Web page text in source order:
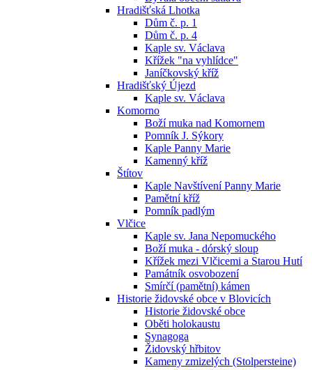
Hradišťská Lhotka
Dům č. p. 1
Dům č. p. 4
Kaple sv. Václava
Křížek "na vyhlídce"
Janíčkovský kříž
Hradišťský Újezd
Kaple sv. Václava
Komorno
Boží muka nad Komornem
Pomník J. Sýkory
Kaple Panny Marie
Kamenný kříž
Štítov
Kaple Navštívení Panny Marie
Pamětní kříž
Pomník padlým
Vlčice
Kaple sv. Jana Nepomuckého
Boží muka - dórský sloup
Křížek mezi Vlčicemi a Starou Hutí
Památník osvobození
Smírčí (pamětní) kámen
Historie židovské obce v Blovicích
Historie židovské obce
Oběti holokaustu
Synagoga
Židovský hřbitov
Kameny zmizelých (Stolpersteine)